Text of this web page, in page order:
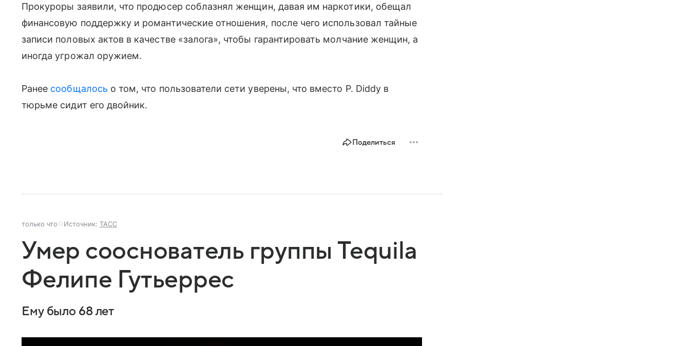
Прокуроры заявили, что продюсер соблазнял женщин, давая им наркотики, обещал
финансовую поддержку и романтические отношения, после чего использовал тайные
записи половых актов в качестве «залога», чтобы гарантировать молчание женщин, а
иногда угрожал оружием.
Ранее сообщалось о том, что пользователи сети уверены, что вместо P. Diddy в
тюрьме сидит его двойник.
Поделиться
только что Источник: ТАСС
Умер сооснователь группы Tequila
Фелипе Гутьеррес
Ему было 68 лет